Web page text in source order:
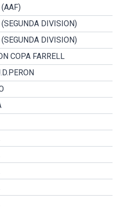
DIVISION)
DIVISION)
COPA FARRELL